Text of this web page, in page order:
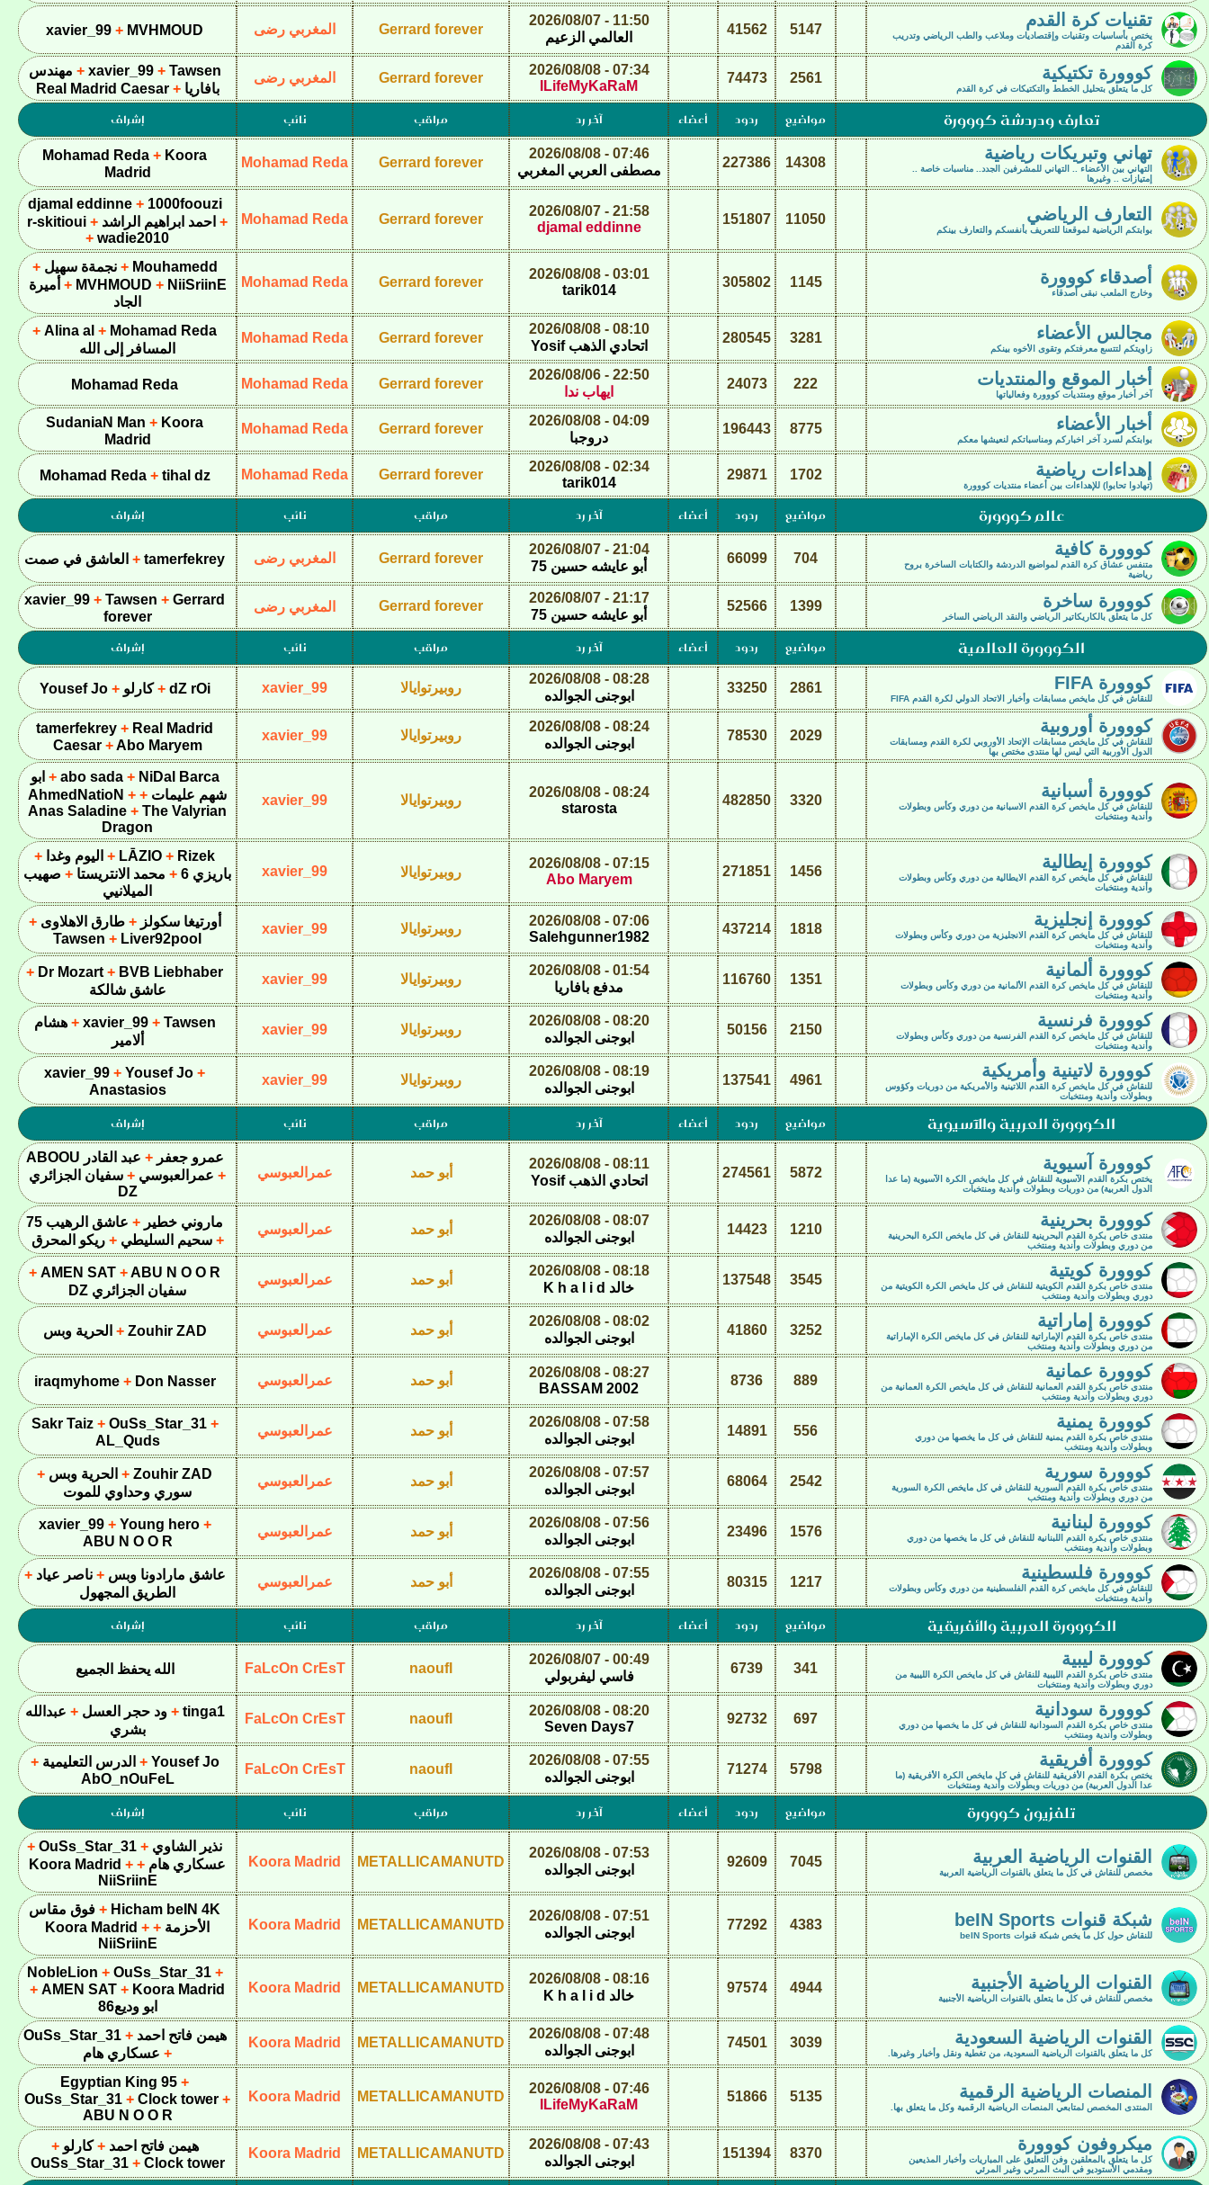
تقنيات كرة القدم
يختص بأساسيات وتقنيات وإقتصاديات وملاعب والطب الرياضي وتدريب
كرة القدم
5147
41562
11:50 - 2026/08/07
العالمي الزعيم
Gerrard forever المغربي رضى xavier_99 MVHMOUD
كووورة تكتيكية
كل ما يتعلق بتحليل الخطط والتكتيكات في كرة القدم
2561
74473
07:34 - 2026/08/08
ILifeMyKaRaM
Gerrard forever المغربي رضى xavier_99 Tawsen
مهندس
بافاريا
Real Madrid Caesar
تعارف ودردشة كووورة مواضيع ردود أعضاء آخر رد مراقب نائب إشراف
تهاني وتبريكات رياضية
التهاني بين الأعضاء .. التهاني للمشرفين الجدد.. مناسبات خاصة ..
إمتيازات .. وغيرها
14308
227386
07:46 - 2026/08/08
مصطفى العربي المغربي
Gerrard forever
Mohamad Reda
Mohamad Reda
Koora
Madrid
التعارف الرياضي
بوابتكم الرياضية لموقعنا للتعريف بأنفسكم والتعارف بينكم
11050
151807
21:58 - 2026/08/07
djamal eddinne
Gerrard forever
Mohamad Reda
djamal eddinne
1000foouzi
احمد ابراهيم الراشد
r-skitioui
wadie2010
أصدقاء كووورة
وخارج الملعب نبقى أصدقاء
1145
305802
03:01 - 2026/08/08
tarik014
Gerrard forever
Mohamad Reda
Mouhamedd
نجمةة سهيل
MVHMOUD
NiiSriinE
أميرة
الجاد
مجالس الأعضاء
زاويتكم لتتسع معرفتكم وتقوى الأخوه بينكم
3281
280545
08:10 - 2026/08/08
اتحادي الذهب Yosif
Gerrard forever
Mohamad Reda
Alina al
Mohamad Reda
المسافر إلى الله
أخبار الموقع والمنتديات
آخر أخبار موقع ومنتديات كووورة وفعالياتها
222
24073
22:50 - 2026/08/06
ايهاب ندا
Gerrard forever
Mohamad Reda
Mohamad Reda
أخبار الأعضاء
بوابتكم لسرد آخر اخباركم ومناسباتكم لنعيشها معكم
8775
196443
04:09 - 2026/08/08
دروجبا
Gerrard forever
Mohamad Reda
SudaniaN Man
Koora
Madrid
إهداءات رياضية
(تهادوا تحابوا) للإهداءات بين أعضاء منتديات كووورة
1702
29871
02:34 - 2026/08/08
tarik014
Gerrard forever
Mohamad Reda
Mohamad Reda tihal dz
عالم كووورة مواضيع ردود أعضاء آخر رد مراقب نائب إشراف
كووورة كافية
متنفس عشاق كرة القدم لمواضيع الدردشة والكتابات الساخرة بروح
رياضية
704
66099
21:04 - 2026/08/07
أبو عايشه حسين 75
Gerrard forever المغربي رضى tamerfekrey العاشق في صمت
كووورة ساخرة
كل ما يتعلق بالكاريكاتير الرياضي والنقد الرياضي الساخر
1399
52566
21:17 - 2026/08/07
أبو عايشه حسين 75
Gerrard forever المغربي رضى xavier_99 Tawsen
Gerrard
forever
الكووورة العالمية مواضيع ردود أعضاء آخر رد مراقب نائب إشراف
كووورة FIFA
للنقاش في كل مايخص مسابقات وأخبار الاتحاد الدولي لكرة القدم FIFA
2861
33250
08:28 - 2026/08/08
ابوجنى الجوالده
روبيرتوايالا xavier_99
dZ rOi كارلو Yousef Jo
كووورة أوروبية
للنقاش في كل مايخص مسابقات الإتحاد الأوروبي لكرة القدم ومسابقات
الدول الأوربية التي ليس لها منتدى مختص بها
2029
78530
08:24 - 2026/08/08
ابوجنى الجوالده
روبيرتوايالا xavier_99
tamerfekrey
Real Madrid
Caesar
Abo Maryem
كووورة أسبانية
للنقاش في كل مايخص كرة القدم الاسبانية من دوري وكأس وبطولات
وأندية ومنتخبات
3320
482850
08:24 - 2026/08/08
starosta
روبيرتوايالا xavier_99
abo sada NiDal Barca
ابو
شهم عليمات
AhmedNatioN
Anas Saladine
The Valyrian
Dragon
كووورة إيطالية
للنقاش في كل مايخص كرة القدم الايطالية من دوري وكأس وبطولات
وأندية ومنتخبات
1456
271851
07:15 - 2026/08/08
Abo Maryem
روبيرتوايالا xavier_99
LĀZIO Rizek
اليوم وغدا
باريزي 6
محمد الانتريستا
صهيب
الميلانيي
كووورة إنجليزية
للنقاش في كل مايخص كرة القدم الانجليزية من دوري وكأس وبطولات
وأندية ومنتخبات
1818
437214
07:06 - 2026/08/08
Salehgunner1982
روبيرتوايالا xavier_99 أورتيغا سكولز
طارق الاهلاوى
Tawsen
Liver92pool
كووورة ألمانية
للنقاش في كل مايخص كرة القدم الألمانية من دوري وكأس وبطولات
وأندية ومنتخبات
1351
116760
01:54 - 2026/08/08
مدفع بافاريا
روبيرتوايالا xavier_99
Dr Mozart
BVB Liebhaber
عاشق شالكة
كووورة فرنسية
للنقاش في كل مايخص كرة القدم الفرنسية من دوري وكأس وبطولات
وأندية ومنتخبات
2150
50156
08:20 - 2026/08/08
ابوجنى الجوالده
روبيرتوايالا xavier_99
xavier_99 Tawsen
هشام
ألامير
كووورة لاتينية وأمريكية
للنقاش في كل مايخص كرة القدم اللاتينية والأمريكية من دوريات وكؤوس
وبطولات وأندية ومنتخبات
4961
137541
08:19 - 2026/08/08
ابوجنى الجوالده
روبيرتوايالا xavier_99
xavier_99
Yousef Jo
Anastasios
الكووورة العربية والآسيوية مواضيع ردود أعضاء آخر رد مراقب نائب إشراف
كووورة آسيوية
يختص بكرة القدم الآسيوية للنقاش في كل مايخص الكرة الآسيوية (ما عدا
الدول العربية) من دوريات وبطولات وأندية ومنتخبات
5872
274561
08:11 - 2026/08/08
اتحادي الذهب Yosif
أبو حمد عمرالعبوسي
عمرو جعفر
عبد القادر ABOOU
عمرالعبوسي
سفيان الجزائري
DZ
كووورة بحرينية
منتدى خاص بكرة القدم البحرينية للنقاش في كل مايخص الكرة البحرينية
من دوري وبطولات وأندية ومنتخب
1210
14423
08:07 - 2026/08/08
ابوجنى الجوالده
أبو حمد عمرالعبوسي ماروني خطير
عاشق الرهيب 75
سحيم السليطي
ريكو المحرق
كووورة كويتية
منتدى خاص بكرة القدم الكويتية للنقاش في كل مايخص الكرة الكويتية من
دوري وبطولات وأندية ومنتخب
3545
137548
08:18 - 2026/08/08
خالد K h a l i d
أبو حمد عمرالعبوسي AMEN SAT
ABU N O O R
سفيان الجزائري DZ
كووورة إماراتية
منتدى خاص بكرة القدم الإماراتية للنقاش في كل مايخص الكرة الإماراتية
من دوري وبطولات وأندية ومنتخب
3252
41860
08:02 - 2026/08/08
ابوجنى الجوالده
أبو حمد عمرالعبوسي Zouhir ZAD الحرية وبس
كووورة عمانية
منتدى خاص بكرة القدم العمانية للنقاش في كل مايخص الكرة العمانية من
دوري وبطولات وأندية ومنتخب
889
8736
08:27 - 2026/08/08
BASSAM 2002
أبو حمد عمرالعبوسي iraqmyhome Don Nasser
كووورة يمنية
منتدى خاص بكرة القدم يمنية للنقاش في كل ما يخصها من دوري
وبطولات وأندية ومنتخب
556
14891
07:58 - 2026/08/08
ابوجنى الجوالده
أبو حمد عمرالعبوسي Sakr Taiz
OuSs_Star_31
AL_Quds
كووورة سورية
منتدى خاص بكرة القدم السورية للنقاش في كل مايخص الكرة السورية
من دوري وبطولات وأندية ومنتخب
2542
68064
07:57 - 2026/08/08
ابوجنى الجوالده
أبو حمد عمرالعبوسي Zouhir ZAD
الحرية وبس
سوري وحداوي للموت
كووورة لبنانية
منتدى خاص بكرة القدم اللبنانية للنقاش في كل ما يخصها من دوري
وبطولات وأندية ومنتخب
1576
23496
07:56 - 2026/08/08
ابوجنى الجوالده
أبو حمد عمرالعبوسي xavier_99
Young hero
ABU N O O R
كووورة فلسطينية
للنقاش في كل مايخص كرة القدم الفلسطينية من دوري وكأس وبطولات
وأندية ومنتخبات
1217
80315
07:55 - 2026/08/08
ابوجنى الجوالده
أبو حمد عمرالعبوسي عاشق مارادونا وبس
ناصر عياد
الطريق المجهول
الكووورة العربية والأفريقية مواضيع ردود أعضاء آخر رد مراقب نائب إشراف
كووورة ليبية
منتدى خاص بكرة القدم الليبية للنقاش في كل مايخص الكرة الليبية من
دوري وبطولات وأندية ومنتخبات
341
6739
00:49 - 2026/08/07
فاسي ليفربولي
naoufl
FaLcOn CrEsT الله يحفظ الجميع
كووورة سودانية
منتدى خاص بكرة القدم السودانية للنقاش في كل ما يخصها من دوري
وبطولات وأندية ومنتخب
697
92732
08:20 - 2026/08/08
Seven Days7
naoufl
FaLcOn CrEsT
tinga1 ود حجر العسل
عبدالله
بشري
كووورة أفريقية
يختص بكرة القدم الأفريقية للنقاش في كل مايخص الكرة الأفريقية (ما
عدا الدول العربية) من دوريات وبطولات وأندية ومنتخبات
5798
71274
07:55 - 2026/08/08
ابوجنى الجوالده
naoufl
FaLcOn CrEsT
Yousef Jo
الدرس التعليمية
AbO_nOuFeL
تلفزيون كووورة مواضيع ردود أعضاء آخر رد مراقب نائب إشراف
القنوات الرياضية العربية
مخصص للنقاش في كل ما يتعلق بالقنوات الرياضية العربية
7045
92609
07:53 - 2026/08/08
ابوجنى الجوالده
METALLICAMANUTD
Koora Madrid
نذير الشاوي
OuSs_Star_31
عسكاري هام
Koora Madrid
NiiSriinE
شبكة قنوات beIN Sports
للنقاش حول كل ما يخص شبكة قنوات beIN Sports
4383
77292
07:51 - 2026/08/08
ابوجنى الجوالده
METALLICAMANUTD
Koora Madrid
Hicham beIN 4K
فوق مقاس
الأحزمة
Koora Madrid
NiiSriinE
القنوات الرياضية الأجنبية
مخصص للنقاش في كل ما يتعلق بالقنوات الرياضية الأجنبية
4944
97574
08:16 - 2026/08/08
خالد K h a l i d
METALLICAMANUTD
Koora Madrid
NobleLion
OuSs_Star_31
AMEN SAT
Koora Madrid
ابو وديع86
القنوات الرياضية السعودية
كل ما يتعلق بالقنوات الرياضية السعودية، من تغطية ونقل وأخبار وغيرها.
3039
74501
07:48 - 2026/08/08
ابوجنى الجوالده
METALLICAMANUTD
Koora Madrid هيمن فاتح احمد
OuSs_Star_31
عسكاري هام
المنصات الرياضية الرقمية
المنتدى المخصص لمتابعي المنصات الرياضية الرقمية وكل ما يتعلق بها.
5135
51866
07:46 - 2026/08/08
ILifeMyKaRaM
METALLICAMANUTD
Koora Madrid
Egyptian King 95
OuSs_Star_31
Clock tower
ABU N O O R
ميكروفون كووورة
كل ما يتعلق بالمعلقين وفن التعليق على المباريات وأخبار المذيعين
ومقدمي الأستوديو في البث المرئي وغير المرئي
8370
151394
07:43 - 2026/08/08
ابوجنى الجوالده
METALLICAMANUTD
Koora Madrid هيمن فاتح احمد
كارلو
OuSs_Star_31
Clock tower